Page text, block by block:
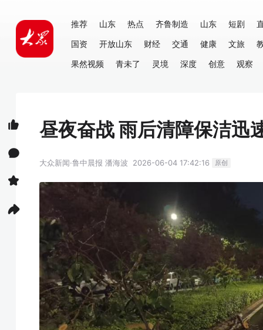
推荐 山东 热点 齐鲁制造 山东 短剧
国资
开放山东 财经 交通 健康 文旅
果然视频
青未了 灵境 深度 创意 观察
昼夜奋战 雨后清障保洁迅
大众新闻·鲁中晨报 潘海波 2026-06-04 17:42:16 原创